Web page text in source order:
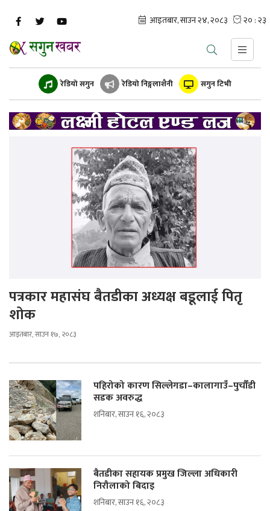
रेडियो सगुन रेडियो निङ्गलाशैनी सगुन टिभी
पत्रकार महासंघ बैतडीका अध्यक्ष बडूलाई पितृ
शोक
आइतबार, साउन १७, २०८३
पहिरोको कारण सिल्लेगडा–कालागाउँ–पुर्चौंडी
सडक अवरुद्ध
शनिबार, साउन १६, २०८३
बैतडीका सहायक प्रमुख जिल्ला अधिकारी
निरौलाको बिदाइ
शनिबार, साउन १६, २०८३